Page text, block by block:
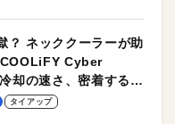
？ ネッククーラーが助
Cyber
却の速さ、密着する冷
ルな操作性がグッド！
タイアップ